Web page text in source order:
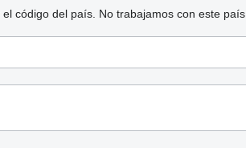
código del país. No trabajamos con este país